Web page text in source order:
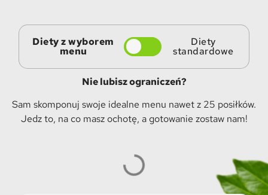
Diety z wyborem
menu
Diety
standardowe
Nie lubisz ograniczeń?
Sam skomponuj swoje idealne menu nawet z 25 posiłków.
Jedz to, na co masz ochotę, a gotowanie zostaw nam!